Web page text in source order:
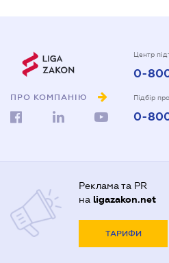
ПРО КОМПАНІЮ
Центр
0-
Підбір
0-
Реклама та PR
на ligazakon.net
ТАРИФИ